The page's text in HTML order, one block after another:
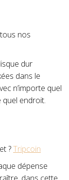
nos
dur
dans le
n’importe quel
quel endroit.
?Tripcoin
dépense